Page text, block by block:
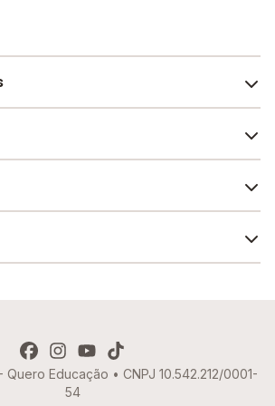
São Paulo
bairro
Educação • CNPJ 10.542.212/0001-
54